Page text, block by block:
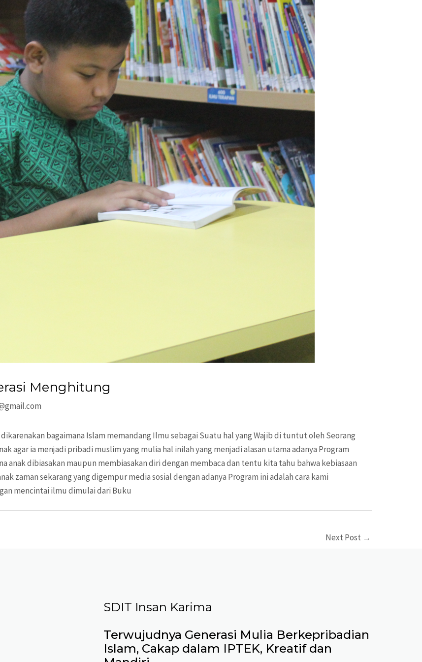
Menghitung
bagaimana Islam memandang Ilmu sebagai Suatu hal yang Wajib di tuntut oleh Seorang
agar ia menjadi pribadi muslim yang mulia hal inilah yang menjadi alasan utama adanya Program
anak dibiasakan maupun membiasakan diri dengan membaca dan tentu kita tahu bahwa kebiasaan
zaman sekarang yang digempur media sosial dengan adanya Program ini adalah cara kami
mencintai ilmu dimulai dari Buku
Next Post →
SDIT Insan Karima
Terwujudnya Generasi Mulia Berkepribadian
Islam, Cakap dalam IPTEK, Kreatif dan